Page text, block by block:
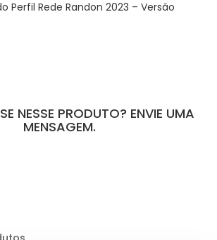
NESSE PRODUTO? ENVIE UMA
MENSAGEM.